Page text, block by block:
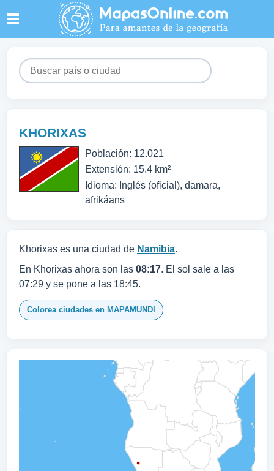
KHORIXAS
Población: 12.021
Extensión: 15.4 km²
Idioma: Inglés (oficial), damara,
afrikáans
Khorixas es una ciudad de Namibia.
En Khorixas ahora son las 08:17. El sol sale a las
07:29 y se pone a las 18:45.
Colorea ciudades en MAPAMUNDI